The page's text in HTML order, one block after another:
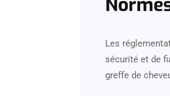
Les
sécurité et de
greffe de